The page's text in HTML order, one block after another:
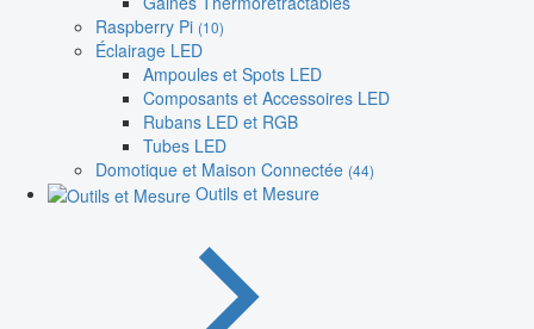
Raspberry Pi (10)
Éclairage LED
Ampoules et Spots LED
Composants et Accessoires LED
Rubans LED et RGB
Tubes LED
Domotique et Maison Connectée (44)
Outils et Mesure